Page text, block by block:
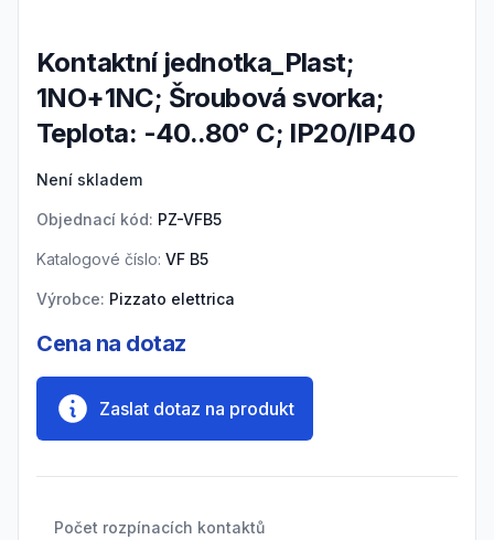
Kontaktní jednotka_Plast;
1NO+1NC; Šroubová svorka;
Teplota: -40..80° C; IP20/IP40
Není skladem
Objednací kód: PZ-VFB5
Katalogové číslo: VF B5
Výrobce: Pizzato elettrica
Cena na dotaz
Zaslat dotaz na produkt
Počet rozpínacích kontaktů